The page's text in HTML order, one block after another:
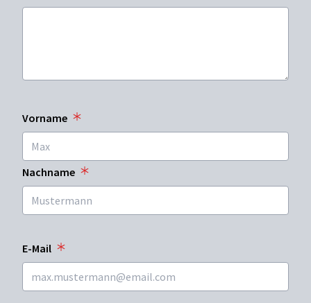
Vorname
Nachname
E-Mail